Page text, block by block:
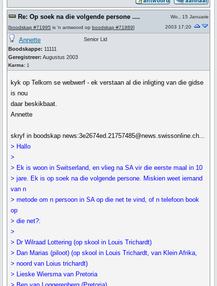
Re: Op soek na die volgende persone ....
[boodskap #71995 is 'n antwoord op boodskap #71989]
Wo., 15 Januarie
2003 17:20
Annette
Boodskappe: 11111
Geregistreer: Augustus 2003
Karma: 1
Senior Lid
kyk op Telkom se webwerf - ek verstaan al die inligting van die gidse
is nou
daar beskikbaat.
Annette
skryf in boodskap news:3e2674ed.21757485@news.swissonline.ch...
> Hallo
>
> Ek is woon in Switserland, en vlieg na SA vir die eerste maal in 10
> jare. Ek is op soek na die volgende persone. Miskien weet iemand
van n
> metode om n persoon in SA op die net te vind, of n telefoon book
op
> die net?:
>
> Dr Wilraad Lottering (op skool in Louis Trichardt)
> Dan Marias (piloot) (op skool in Louis Trichardt, van Klein Afrika,
> noord van Loius trichardt)
> Lieske Wiersma van Pretoria